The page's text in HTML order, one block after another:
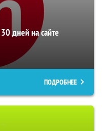
дней на сайте
ПОДРОБНЕЕ